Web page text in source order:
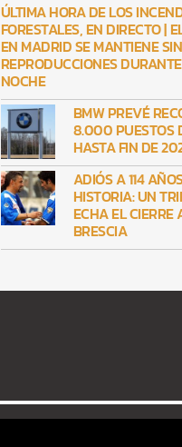
ÚLTIMA HORA DE LOS
FORESTALES, EN DIRECTO |
EN MADRID SE MANTIENE SIN
REPRODUCCIONES
NOCHE
BMW PREVÉ
8.000 PUESTOS
HASTA FIN DE
ADIÓS A 114
HISTORIA: UN
ECHA EL CIERRE
BRESCIA